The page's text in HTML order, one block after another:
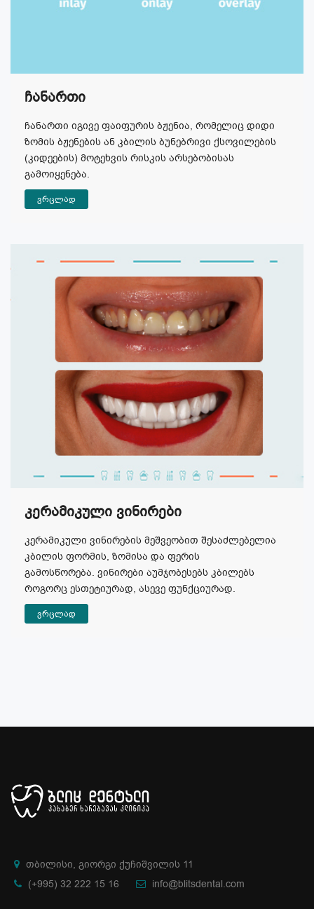
Ჩანართი
ჩანართი იგივე ფაიფურის ბჟენია, რომელიც დიდი
ზომის ბჟენების ან კბილის ბუნებრივი ქსოვილების
(კიდეების) მოტეხვის რისკის არსებობისას
გამოიყენება.
ვრცლად
Კერამიკული Ვინირები
კერამიკული ვინირების მეშვეობით შესაძლებელია
კბილის ფორმის, ზომისა და ფერის
გამოსწორება. ვინირები აუმჯობესებს კბილებს
როგორც ესთეტიურად, ასევე ფუნქციურად.
ვრცლად
თბილისი, გიორგი ქუჩიშვილის 11
(+995) 32 222 15 16
info@blitsdental.com